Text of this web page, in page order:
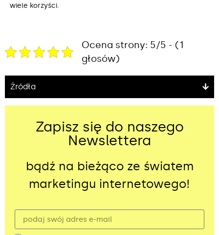
wiele korzyści.
Ocena strony: 5/5 - (1
głosów)
Źródła
Zapisz się do naszego
Newslettera
bądź na bieżąco ze światem
marketingu internetowego!